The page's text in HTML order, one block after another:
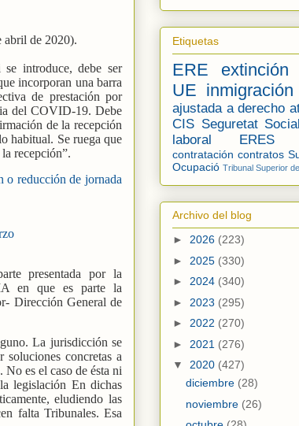
abril de 2020).
introduce, debe ser
incorporan una barra
de prestación por
del COVID-19. Debe
de la recepción
habitual. Se ruega que
recepción”.
o reducción de jornada
presentada por la
en que es parte la
Dirección General de
La jurisdicción se
concretas a
es el caso de ésta ni
legislación En dichas
eludiendo las
falta Tribunales. Esa
Etiquetas
ERE extinción
UE inmigración
ajustada a derecho
CIS Seguretat Social
laboral
ERES
contratación contratos
Ocupació Tribunal Superior
Archivo del blog
► 2026 (223)
► 2025 (330)
► 2024 (340)
► 2023 (295)
► 2022 (270)
► 2021 (276)
▼ 2020 (427)
diciembre (28)
noviembre (26)